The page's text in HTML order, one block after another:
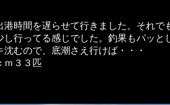
時間を遅らせて行きました。それ
行ってる感じでした。釣果もパッ
沈むので、底潮さえ行けば・・・
３３匹